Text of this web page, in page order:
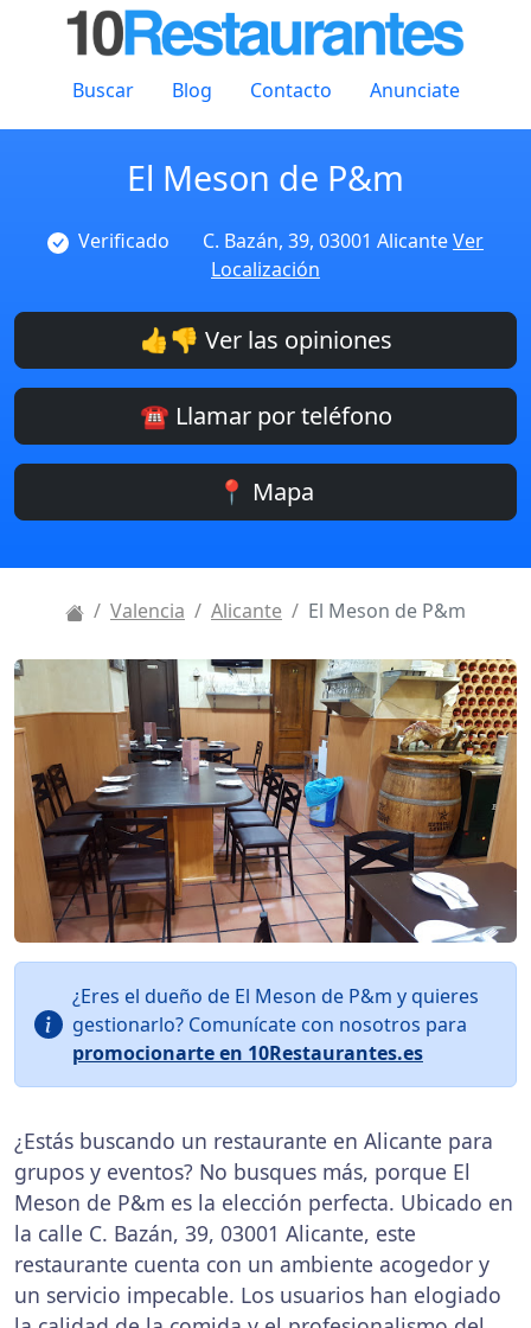
Buscar Blog Contacto Anunciate
El Meson de P&m
Verificado C. Bazán, 39, 03001 AlicanteVer
Localización
👍👎 Ver las opiniones
☎️ Llamar por teléfono
📍 Mapa
Valencia Alicante El Meson de P&m
¿Eres el dueño de El Meson de P&m y quieres
gestionarlo? Comunícate con nosotros para
promocionarte en 10Restaurantes.es
¿Estás buscando un restaurante en Alicante para
grupos y eventos? No busques más, porque El
Meson de P&m es la elección perfecta. Ubicado en
la calle C. Bazán, 39, 03001 Alicante, este
restaurante cuenta con un ambiente acogedor y
un servicio impecable. Los usuarios han elogiado